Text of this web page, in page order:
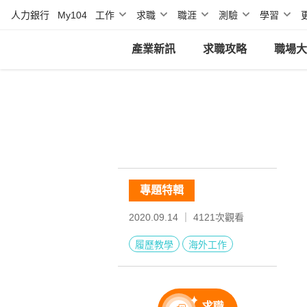
人力銀行 My104 工作 求職 職涯 測驗 學習
產業新訊 求職攻略 職場
專題特輯
2020.09.14 ｜ 4121次觀看
履歷教學 海外工作